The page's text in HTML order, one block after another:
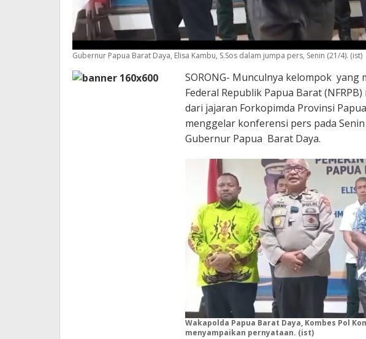
Gubernur Papua Barat Daya, Elisa Kambu, S.Sos dalam jumpa pers, Senin (21/4). (ist)
SORONG- Munculnya kelompok yang
Federal Republik Papua Barat
dari jajaran Forkopimda Provinsi
menggelar konferensi pers pada
Gubernur Papua Barat Daya.
Wakapolda Papua Barat Daya, Kombes Pol
menyampaikan pernyataan. (ist)